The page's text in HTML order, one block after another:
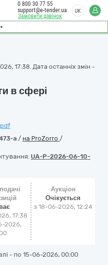
Замовити дзвінок
0 800 30 77 55
support@e-tender.ua
UK
17:38. Дата останніх змін -
в сфері
a / на ProZorro /
UA-P-2026-06-10-
17:38
2026,
Аукціон
Очікується
з18-06-2026, 12:24
- по 15-06-2026, 00:00